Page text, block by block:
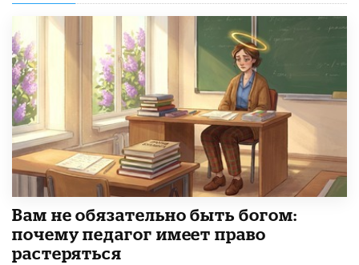
​Вам не обязательно быть богом:
почему педагог имеет право
растеряться